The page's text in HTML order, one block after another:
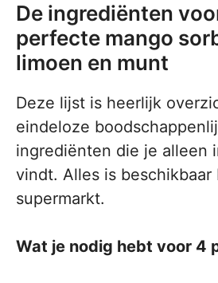
De ingrediënten
perfecte mango
limoen en munt
Deze lijst is heerlijk
eindeloze
ingrediënten die je alleen
vindt. Alles is beschikbaar
supermarkt.
Wat je nodig hebt voor 4